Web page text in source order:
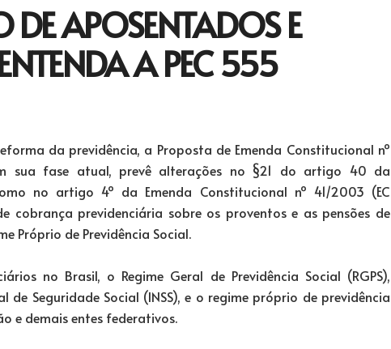
APOSENTADOS E
A PEC 555
da previdência, a Proposta de Emenda Constitucional nº
sua fase atual, prevê alterações no §21 do artigo 40 da
no artigo 4º da Emenda Constitucional nº 41/2003 (EC
cobrança previdenciária sobre os proventos e as pensões de
Próprio de Previdência Social.
no Brasil, o Regime Geral de Previdência Social (RGPS),
Seguridade Social (INSS), e o regime próprio de previdência
e demais entes federativos.